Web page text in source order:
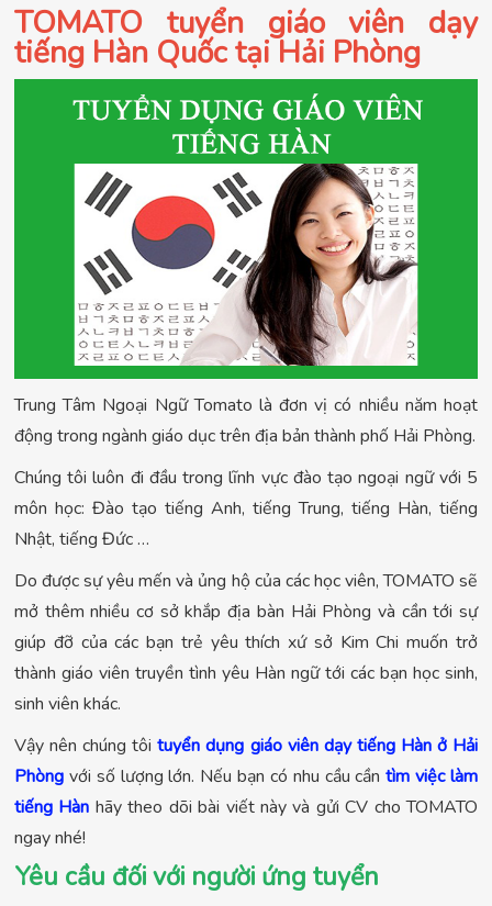
TOMATO tuyển giáo viên dạy
tiếng Hàn Quốc tại Hải Phòng
Trung Tâm Ngoại Ngữ Tomato là đơn vị có nhiều năm hoạt
động trong ngành giáo dục trên địa bản thành phố Hải Phòng.
Chúng tôi luôn đi đầu trong lĩnh vực đào tạo ngoại ngữ với 5
môn học: Đào tạo tiếng Anh, tiếng Trung, tiếng Hàn, tiếng
Nhật, tiếng Đức …
Do được sự yêu mến và ủng hộ của các học viên, TOMATO sẽ
mở thêm nhiều cơ sở khắp địa bàn Hải Phòng và cần tới sự
giúp đỡ của các bạn trẻ yêu thích xứ sở Kim Chi muốn trở
thành giáo viên truyền tình yêu Hàn ngữ tới các bạn học sinh,
sinh viên khác.
Vậy nên chúng tôituyển dụng giáo viên dạy tiếng Hàn ở Hải
Phòng với số lượng lớn. Nếu bạn có nhu cầu cầntìm việc làm
tiếng Hàn hãy theo dõi bài viết này và gửi CV cho TOMATO
ngay nhé!
Yêu cầu đối với người ứng tuyển